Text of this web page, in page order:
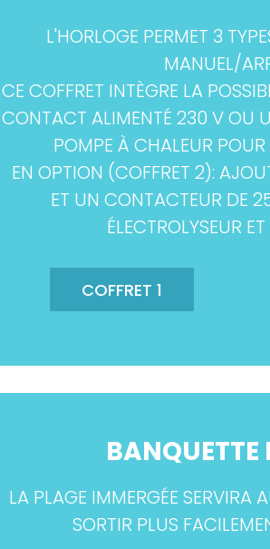
L'HORLOGE PERMET 3
MANUEL/
CE COFFRET INTÈGRE LA
CONTACT ALIMENTÉ 230 V OU
POMPE À CHALEUR
EN OPTION (COFFRET 2):
ET UN CONTACTEUR DE
ÉLECTROLYSEUR
COFFRET 1
BANQUETTE
LA PLAGE IMMERGÉE SERVIRA
SORTIR PLUS